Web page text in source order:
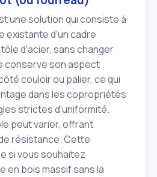
une solution qui consiste à
existante d'un cadre
d'acier, sans changer
conserve son aspect
couloir ou palier, ce qui
dans les copropriétés
strictes d'uniformité.
peut varier, offrant
résistance. Cette
si vous souhaitez
en bois massif sans la